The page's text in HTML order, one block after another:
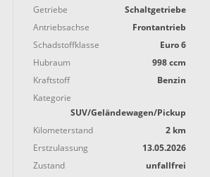
Getriebe
Schaltgetriebe
Antriebsachse
Frontantrieb
Schadstoffklasse
Euro 6
Hubraum
998 ccm
Kraftstoff
Benzin
Kategorie
SUV/Geländewagen/Pickup
Kilometerstand
2 km
Erstzulassung
13.05.2026
Zustand
unfallfrei